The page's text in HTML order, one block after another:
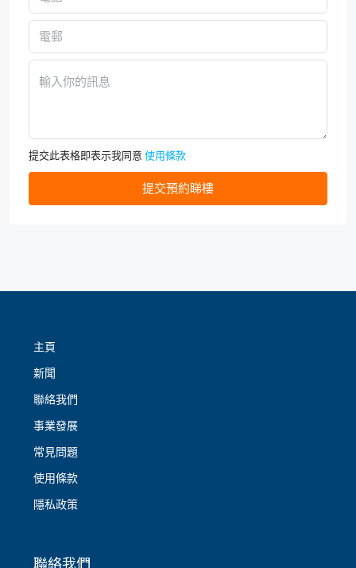
提交此表格即表示我同意 使用條款
提交預約睇樓
主頁
新聞
聯絡我們
事業發展
常見問題
使用條款
隱私政策
聯絡我們